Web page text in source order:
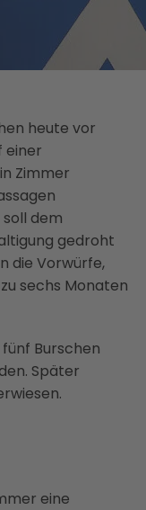
heute vor
einer
Zimmer
dem
gedroht
die Vorwürfe,
sechs Monaten
Burschen
Später
eine